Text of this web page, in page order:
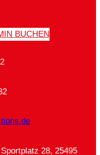
BUCHEN
28, 25495